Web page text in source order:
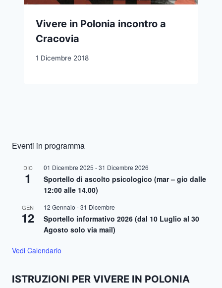
Vivere in Polonia incontro a
Cracovia
1 Dicembre 2018
Eventi in programma
DIC
1
01 Dicembre 2025 -31 Dicembre 2026
Sportello di ascolto psicologico (mar – gio dalle
12:00 alle 14.00)
GEN
12
12 Gennaio -31 Dicembre
Sportello informativo 2026 (dal 10 Luglio al 30
Agosto solo via mail)
Vedi Calendario
ISTRUZIONI PER VIVERE IN POLONIA